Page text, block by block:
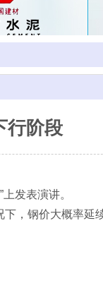
行阶段
发表演讲。
，钢价大概率延